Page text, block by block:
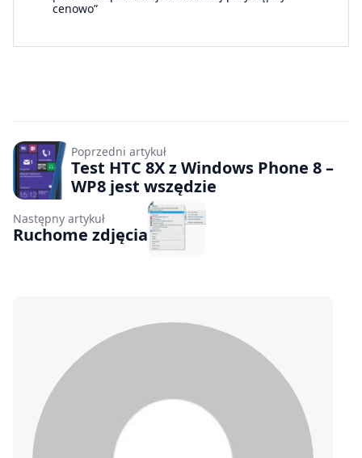
cenowo”
Poprzedni artykuł
Test HTC 8X z Windows Phone 8 –
WP8 jest wszędzie
Następny artykuł
Ruchome zdjęcia